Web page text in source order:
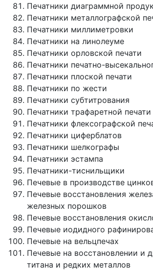
Печатники диаграммной
Печатники металлографской
Печатники миллиметровки
Печатники на линолеуме
Печатники орловской печати
Печатники печатно-
Печатники плоской печати
Печатники по жести
Печатники субтитрования
Печатники трафаретной печати
Печатники флексографской
Печатники циферблатов
Печатники шелкографы
Печатники эстампа
Печатники-тиснильщики
Печевые в производстве
Печевые восстановления
железных порошков
Печевые восстановления
Печевые иодидного
Печевые на вельцпечах
Печевые на восстановлении и
титана и редких металлов